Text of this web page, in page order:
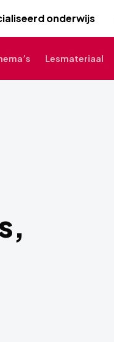
onderwijs
Lesmateriaal